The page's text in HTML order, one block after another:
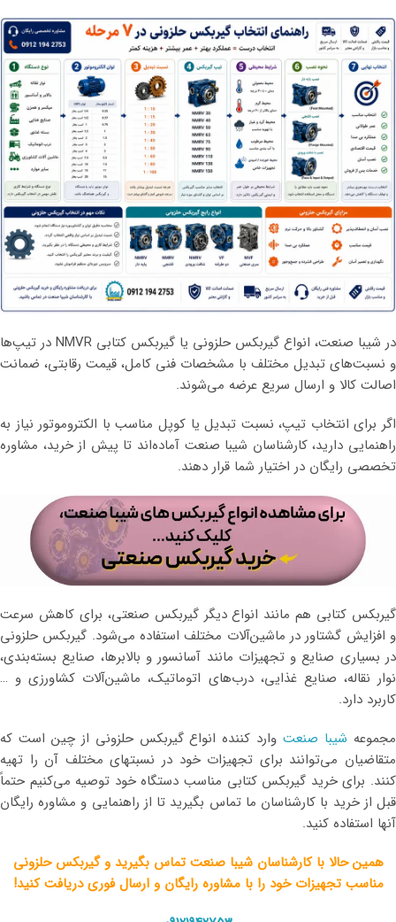
در شیبا صنعت، انواع گیربکس حلزونی یا گیربکس کتابی NMVR در تیپ‌ها
و نسبت‌های تبدیل مختلف با مشخصات فنی کامل، قیمت رقابتی، ضمانت
اصالت کالا و ارسال سریع عرضه می‌شوند.
اگر برای انتخاب تیپ، نسبت تبدیل یا کوپل مناسب با الکتروموتور نیاز به
راهنمایی دارید، کارشناسان شیبا صنعت آماده‌اند تا پیش از خرید، مشاوره
تخصصی رایگان در اختیار شما قرار دهند.
گیربکس کتابی هم مانند انواع دیگر گیربکس صنعتی، برای کاهش سرعت
و افزایش گشتاور در ماشین‌آلات مختلف استفاده می‌شود. گیربکس حلزونی
در بسیاری صنایع و تجهیزات مانند آسانسور و بالابرها، صنایع بسته‌بندی،
نوار نقاله، صنایع غذایی، درب‌های اتوماتیک، ماشین‌آلات کشاورزی و …
کاربرد دارد.
مجموعه شیبا صنعتوارد کننده انواع گیربکس حلزونی از چین است که
متقاضیان می‌توانند برای تجهیزات خود در نسبتهای مختلف آن را تهیه
کنند. برای خرید گیربکس کتابی مناسب دستگاه خود توصیه می‌کنیم حتماً
قبل از خرید با کارشناسان ما تماس بگیرید تا از راهنمایی و مشاوره رایگان
آنها استفاده کنید.
همین حالا با کارشناسان شیبا صنعت تماس بگیرید و گیربکس حلزونی
مناسب تجهیزات خود را با مشاوره رایگان و ارسال فوری دریافت کنید!